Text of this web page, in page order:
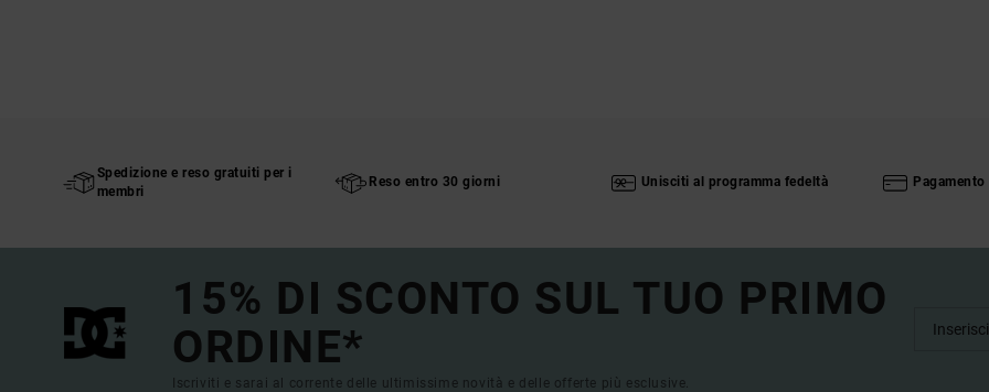
Spedizione e reso gratuiti per i
membri
Reso entro 30 giorni Unisciti al programma fedeltà
15% DI SCONTO SUL TUO PRIMO
ORDINE*
Iscriviti e sarai al corrente delle ultimissime novità e delle offerte più esclusive.